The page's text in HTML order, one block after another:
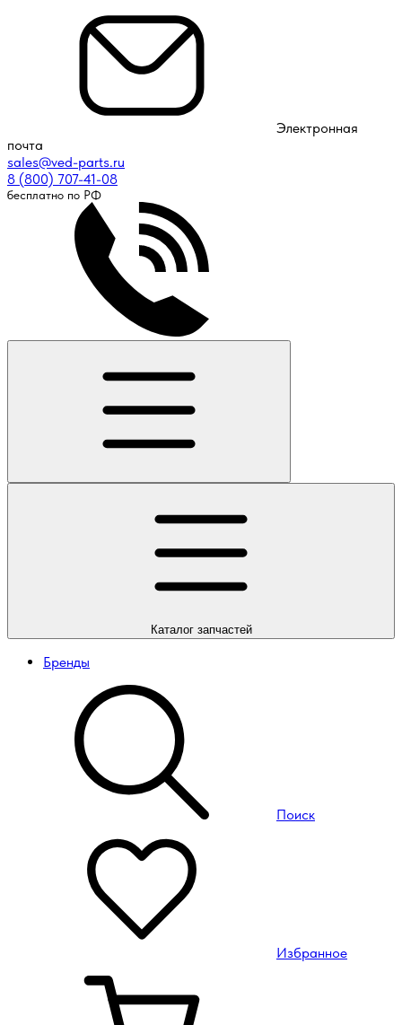
Электронная
почта
sales@ved-parts.ru
8 (800) 707-41-08
бесплатно по РФ
Каталогзапчастей
Бренды
Поиск
Избранное